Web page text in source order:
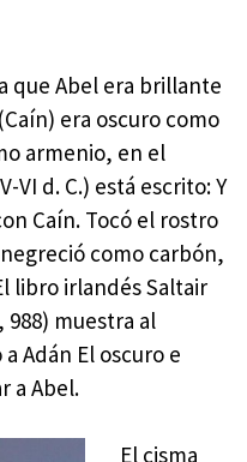
que Abel era brillante
era oscuro como
armenio, en el
VI d. C.) está escrito: Y
Caín. Tocó el rostro
como carbón,
libro irlandés Saltair
, 988) muestra al
Adán El oscuro e
a Abel.
El cisma